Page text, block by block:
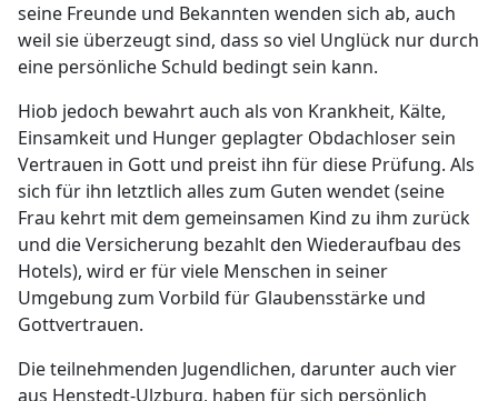
seine Freunde und Bekannten wenden sich ab, auch
weil sie überzeugt sind, dass so viel Unglück nur durch
eine persönliche Schuld bedingt sein kann.
Hiob jedoch bewahrt auch als von Krankheit, Kälte,
Einsamkeit und Hun­ger geplagter Obdachloser sein
Vertrauen in Gott und preist ihn für diese Prüfung. Als
sich für ihn letztlich alles zum Guten wendet (seine
Frau kehrt mit dem gemeinsamen Kind zu ihm zurück
und die Versicherung bezahlt den Wiederaufbau des
Hotels), wird er für viele Menschen in sei­ner
Umgebung zum Vorbild für Glaubensstärke und
Gottvertrauen.
Die teilnehmenden Jugendlichen, darunter auch vier
aus Henstedt-Ulz­burg, haben für sich persönlich